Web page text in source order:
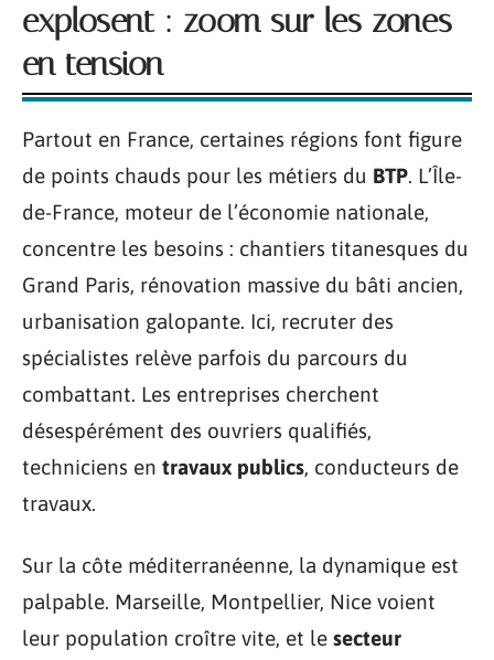
explosent : zoom sur les zones
en tension
Partout en France, certaines régions font figure
de points chauds pour les métiers du BTP. L’Île-
de-France, moteur de l’économie nationale,
concentre les besoins : chantiers titanesques du
Grand Paris, rénovation massive du bâti ancien,
urbanisation galopante. Ici, recruter des
spécialistes relève parfois du parcours du
combattant. Les entreprises cherchent
désespérément des ouvriers qualifiés,
techniciens en travaux publics, conducteurs de
travaux.
Sur la côte méditerranéenne, la dynamique est
palpable. Marseille, Montpellier, Nice voient
leur population croître vite, et le secteur